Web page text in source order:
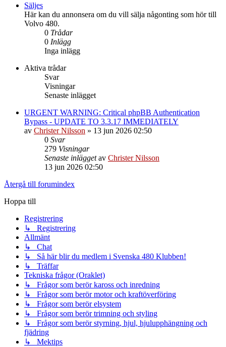
Säljes
Här kan du annonsera om du vill sälja någonting som hör till
Volvo 480.
0 Trådar
0 Inlägg
Inga inlägg
Aktiva trådar
Svar
Visningar
Senaste inlägget
URGENT WARNING: Critical phpBB Authentication
Bypass - UPDATE TO 3.3.17 IMMEDIATELY
av Christer Nilsson » 13 jun 2026 02:50
0 Svar
279 Visningar
Senaste inläggetav Christer Nilsson
13 jun 2026 02:50
Återgå till forumindex
Hoppa till
Registrering
↳ Registrering
Allmänt
↳ Chat
↳ Så här blir du medlem i Svenska 480 Klubben!
↳ Träffar
Tekniska frågor (Oraklet)
↳ Frågor som berör kaross och inredning
↳ Frågor som berör motor och kraftöverföring
↳ Frågor som berör elsystem
↳ Frågor som berör trimning och styling
↳ Frågor som berör styrning, hjul, hjulupphängning och
fjädring
↳ Mektips